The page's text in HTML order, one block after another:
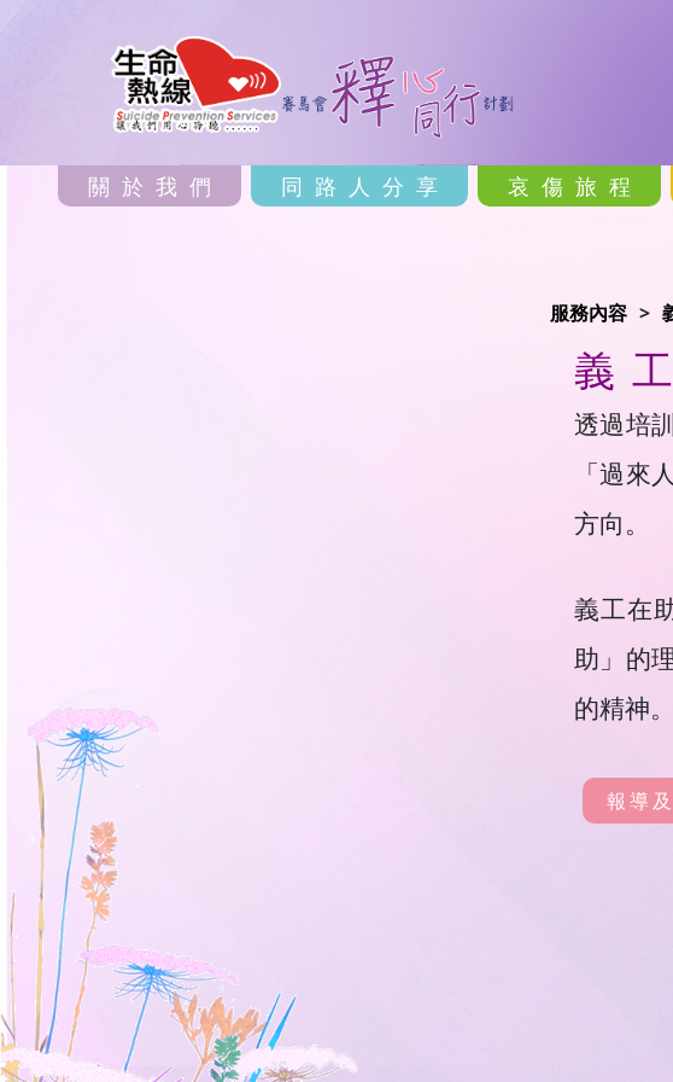
關於我們 同路人分享 哀傷旅程
服務內容
義
透過培
「過來
方向。
義工在
助」的
的精神。
報導